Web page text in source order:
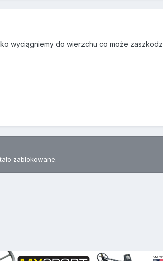
wyciągniemy do wierzchu co może
zablokowane.